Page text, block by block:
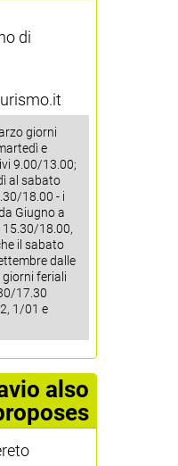
di
giorni
e
9.00/13.00;
al sabato
18.00 - i
Giugno a
18.00,
il sabato
dalle
giorni feriali
17.30
1/01 e
also